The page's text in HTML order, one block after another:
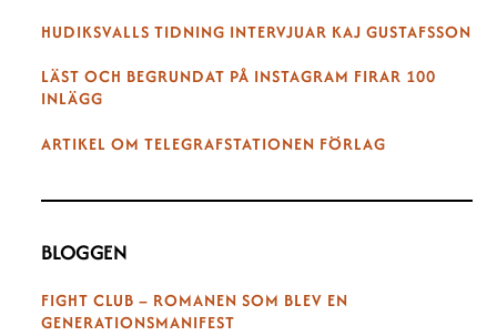
HUDIKSVALLS TIDNING INTERVJUAR KAJ GUSTAFSSON
LÄST OCH BEGRUNDAT PÅ INSTAGRAM FIRAR 100
INLÄGG
ARTIKEL OM TELEGRAFSTATIONEN FÖRLAG
BLOGGEN
FIGHT CLUB – ROMANEN SOM BLEV EN
GENERATIONSMANIFEST